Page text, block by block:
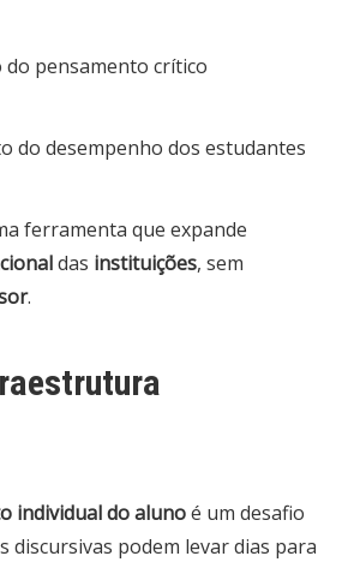
pensamento crítico
do desempenho dos estudantes
ferramenta que expande
das instituições, sem
.
individual do alunoé um desafio
discursivas podem levar dias para